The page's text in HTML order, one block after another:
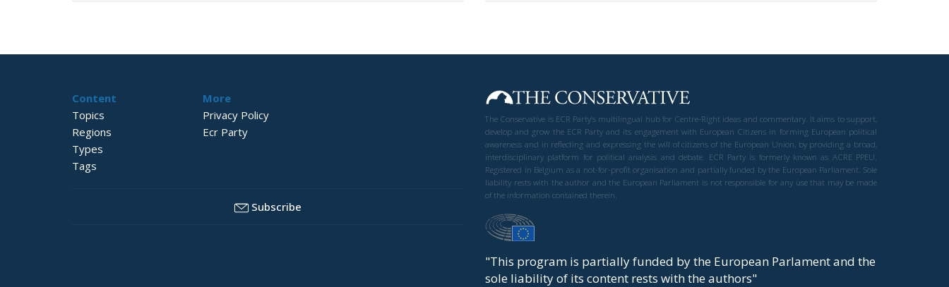
Content
Topics
Regions
Types
Tags
More
Privacy Policy
Ecr Party
Subscribe
The Conservative is ECR Party’s multilingual hub for Centre-Right ideas and commentary. It aims to support,
develop and grow the ECR Party and its engagement with European Citizens in forming European political
awareness and in reflecting and expressing the will of citizens of the European Union, by providing a broad,
interdisciplinary platform for political analysis and debate. ECR Party is formerly known as ACRE PPEU.
Registered in Belgium as a not-for-profit organisation and partially funded by the European Parliament. Sole
liability rests with the author and the European Parliament is not responsible for any use that may be made
of the information contained therein.
"This program is partially funded by the European Parlament and the
sole liability of its content rests with the authors"